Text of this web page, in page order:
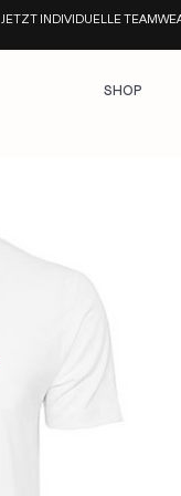
JETZT INDIVIDUELLE
SHOP